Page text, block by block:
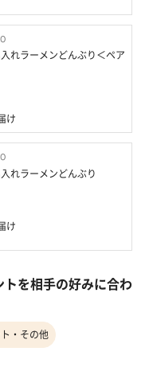
れラーメンどんぶり＜ペア
け
れラーメンどんぶり
け
を相手の好みに合わ
・その他